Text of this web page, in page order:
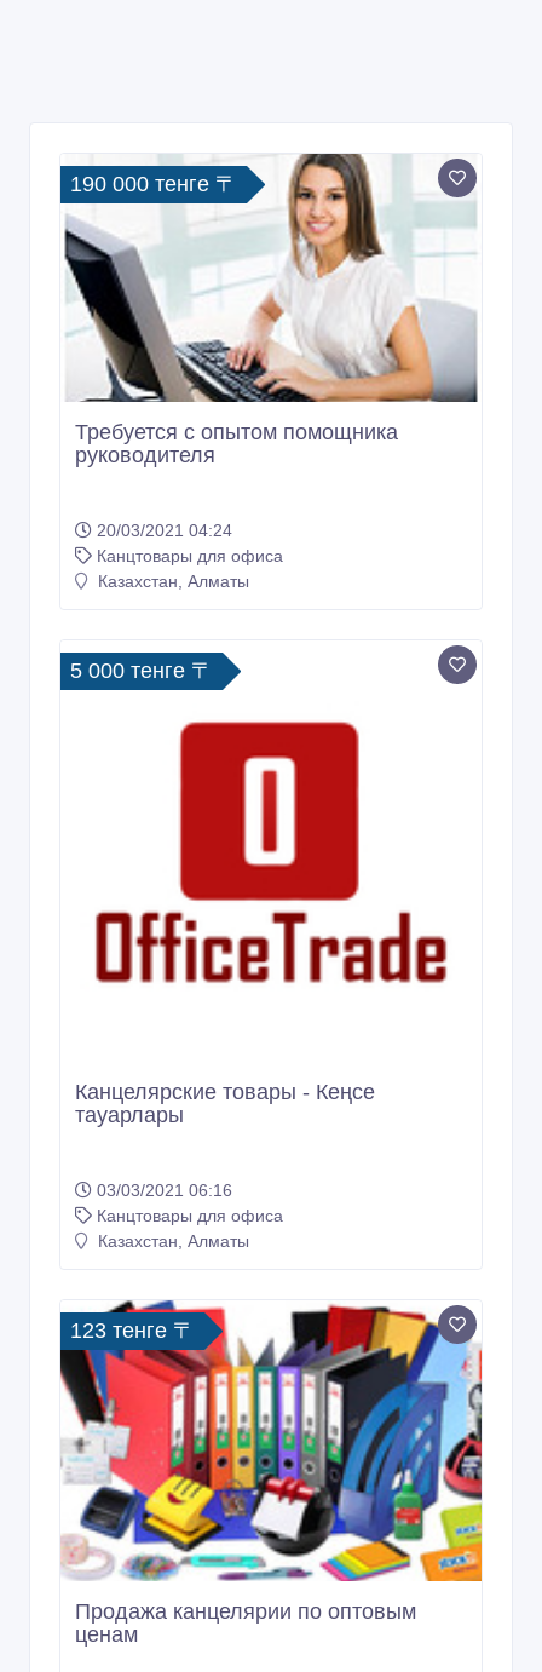
190 000 тенге 〒
Требуется с опытом помощника
руководителя
20/03/2021 04:24
Канцтовары для офиса
Казахстан, Алматы
5 000 тенге 〒
Канцелярские товары - Кеңсе
тауарлары
03/03/2021 06:16
Канцтовары для офиса
Казахстан, Алматы
123 тенге 〒
Продажа канцелярии по оптовым
ценам